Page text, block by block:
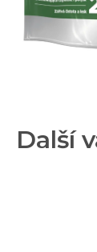
Další